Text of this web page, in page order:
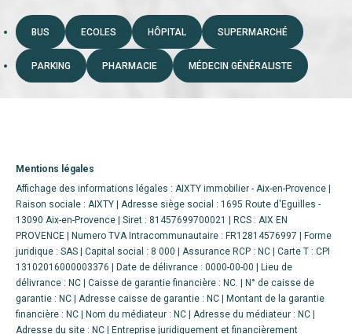
BUS ECOLES HÔPITAL SUPERMARCHÉ
PARKING PHARMACIE MÉDECIN GÉNÉRALISTE
Mentions légales
Affichage des informations légales : AIXTY immobilier - Aix-en-Provence |
Raison sociale : AIXTY | Adresse siège social : 1695 Route d'Eguilles -
13090 Aix-en-Provence | Siret : 81457699700021 | RCS : AIX EN
PROVENCE | Numero TVA Intracommunautaire : FR12814576997 | Forme
juridique : SAS | Capital social : 8 000 | Assurance RCP : NC | Carte T : CPI
13102016000003376 | Date de délivrance : 0000-00-00 | Lieu de
délivrance : NC | Caisse de garantie financière : NC. | N° de caisse de
garantie : NC | Adresse caisse de garantie : NC | Montant de la garantie
financière : NC | Nom du médiateur : NC | Adresse du médiateur : NC |
Adresse du site : NC |
Entreprise juridiquement et financièrement